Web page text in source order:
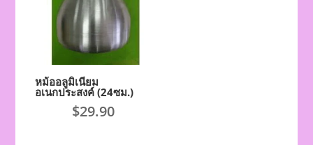
หม้ออลูมิเนียม
อเนกประสงค์ (24ซม.)
$29.90